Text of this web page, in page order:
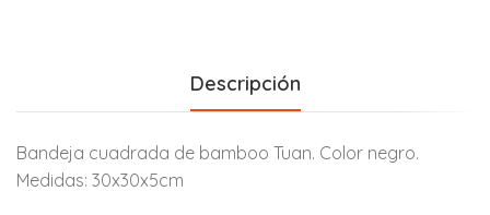
Descripción
Bandeja cuadrada de bamboo Tuan. Color negro.
Medidas: 30x30x5cm